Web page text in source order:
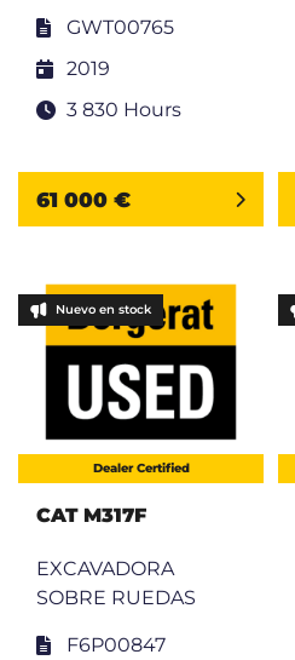
GWT00765
2019
3 830 Hours
61 000 €
Nuevo en stock
Dealer Certified
CAT M317F
EXCAVADORA
SOBRE RUEDAS
F6P00847